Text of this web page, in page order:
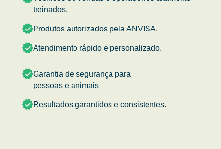
treinados.
Produtos autorizados pela ANVISA.
Atendimento rápido e personalizado.
Garantia de segurança para
pessoas e animais
Resultados garantidos e consistentes.